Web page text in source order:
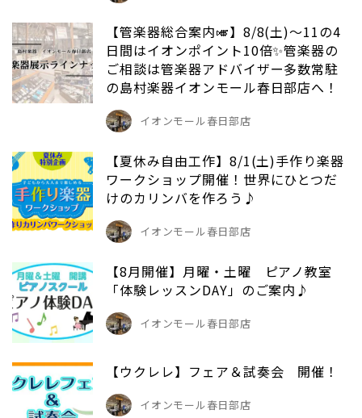
【管楽器総合案内🎺】8/8(土)～11の4
日間はイオンポイント10倍✨管楽器の
ご相談は管楽器アドバイザー多数常駐
の島村楽器イオンモール春日部店へ！
イオンモール春日部店
【夏休み自由工作】8/1(土)手作り楽器
ワークショップ開催！世界にひとつだ
けのカリンバを作ろう♪
イオンモール春日部店
【8月開催】月曜・土曜 ピアノ教室
「体験レッスンDAY」のご案内♪
イオンモール春日部店
【ウクレレ】フェア＆試奏会 開催！
イオンモール春日部店